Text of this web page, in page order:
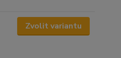
Zvolit variantu